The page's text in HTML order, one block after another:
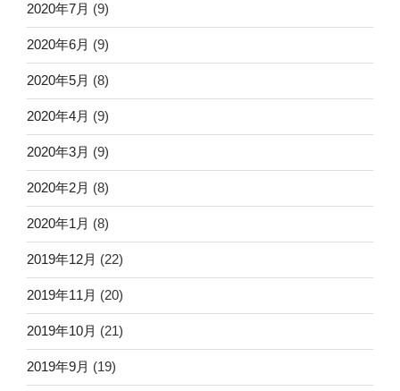
2020年7月 (9)
2020年6月 (9)
2020年5月 (8)
2020年4月 (9)
2020年3月 (9)
2020年2月 (8)
2020年1月 (8)
2019年12月 (22)
2019年11月 (20)
2019年10月 (21)
2019年9月 (19)